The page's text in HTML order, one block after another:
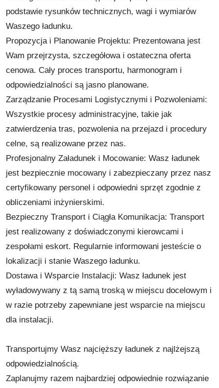
podstawie rysunków technicznych, wagi i wymiarów
Waszego ładunku.
Propozycja i Planowanie Projektu: Prezentowana jest
Wam przejrzysta, szczegółowa i ostateczna oferta
cenowa. Cały proces transportu, harmonogram i
odpowiedzialności są jasno planowane.
Zarządzanie Procesami Logistycznymi i Pozwoleniami:
Wszystkie procesy administracyjne, takie jak
zatwierdzenia tras, pozwolenia na przejazd i procedury
celne, są realizowane przez nas.
Profesjonalny Załadunek i Mocowanie: Wasz ładunek
jest bezpiecznie mocowany i zabezpieczany przez nasz
certyfikowany personel i odpowiedni sprzęt zgodnie z
obliczeniami inżynierskimi.
Bezpieczny Transport i Ciągła Komunikacja: Transport
jest realizowany z doświadczonymi kierowcami i
zespołami eskort. Regularnie informowani jesteście o
lokalizacji i stanie Waszego ładunku.
Dostawa i Wsparcie Instalacji: Wasz ładunek jest
wyładowywany z tą samą troską w miejscu docelowym i
w razie potrzeby zapewniane jest wsparcie na miejscu
dla instalacji.
Transportujmy Wasz najcięższy ładunek z najlżejszą
odpowiedzialnością.
Zaplanujmy razem najbardziej odpowiednie rozwiązanie